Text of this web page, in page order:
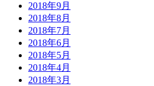
2018年9月
2018年8月
2018年7月
2018年6月
2018年5月
2018年4月
2018年3月